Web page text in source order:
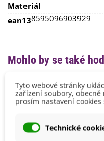
Materiál
ean138595096903929
Mohlo by se také
Tyto webové stránky
zařízení soubory, obecně
prosím nastavení
Technické